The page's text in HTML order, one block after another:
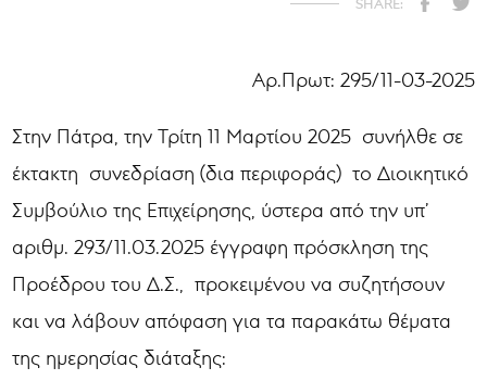
Αρ.Πρωτ: 295/11-03-2025
Στην Πάτρα, την Τρίτη 11 Μαρτίου 2025 συνήλθε σε
έκτακτη συνεδρίαση (δια περιφοράς) το Διοικητικό
Συμβούλιο της Επιχείρησης, ύστερα από την υπ’
αριθμ. 293/11.03.2025 έγγραφη πρόσκληση της
Προέδρου του Δ.Σ., προκειμένου να συζητήσουν
και να λάβουν απόφαση για τα παρακάτω θέματα
της ημερησίας διάταξης: